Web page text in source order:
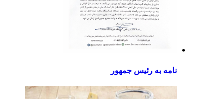
نامه به رئیس جمهور